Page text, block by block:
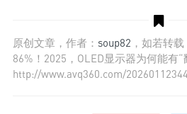
原创文章，作者： soup82 ，如若转
86%！2025，OLED显示器为何能有“
http://www.avq360.com/